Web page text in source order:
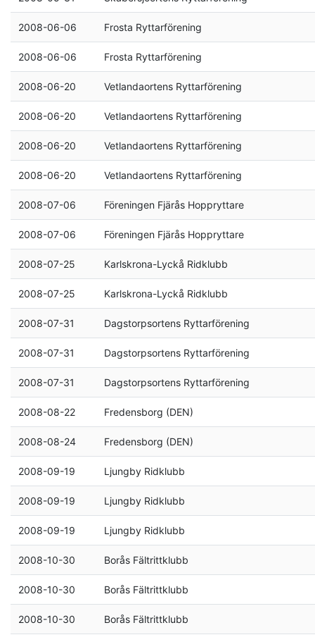
2008-06-06 Frosta Ryttarförening
2008-06-06 Frosta Ryttarförening
2008-06-20 Vetlandaortens Ryttarförening
2008-06-20 Vetlandaortens Ryttarförening
2008-06-20 Vetlandaortens Ryttarförening
2008-06-20 Vetlandaortens Ryttarförening
2008-07-06 Föreningen Fjärås Hoppryttare
2008-07-06 Föreningen Fjärås Hoppryttare
2008-07-25 Karlskrona-Lyckå Ridklubb
2008-07-25 Karlskrona-Lyckå Ridklubb
2008-07-31 Dagstorpsortens Ryttarförening
2008-07-31 Dagstorpsortens Ryttarförening
2008-07-31 Dagstorpsortens Ryttarförening
2008-08-22 Fredensborg (DEN)
2008-08-24 Fredensborg (DEN)
2008-09-19 Ljungby Ridklubb
2008-09-19 Ljungby Ridklubb
2008-09-19 Ljungby Ridklubb
2008-10-30 Borås Fältrittklubb
2008-10-30 Borås Fältrittklubb
2008-10-30 Borås Fältrittklubb